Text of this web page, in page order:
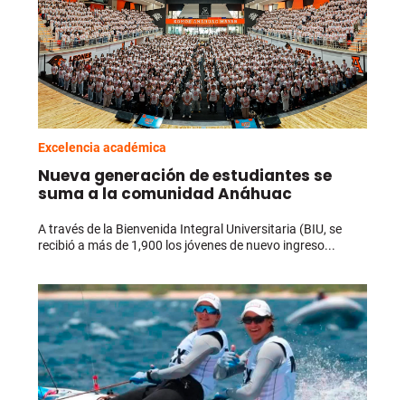
Excelencia académica
Nueva generación de estudiantes se
suma a la comunidad Anáhuac
A través de la Bienvenida Integral Universitaria (BIU, se
recibió a más de 1,900 los jóvenes de nuevo ingreso...